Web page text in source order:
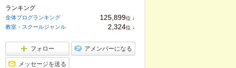
ランキング
全体ブログランキング 125,899位 ↓
ン
教室・スクールジャンル 2,324位 ↓
フォロー アメンバーになる
メッセージを送る